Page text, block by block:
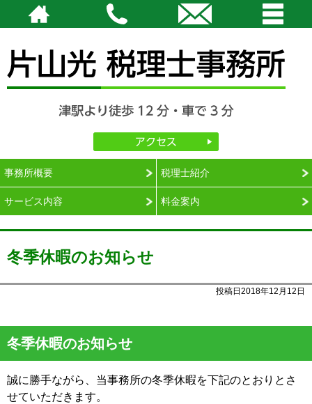
片山光税理士事務所｜三重県津市の税理士
津駅より徒歩12分・車で3分
ご契約までの流れ
相談のご予約：059-229-4770（平日 9：00 ～ 18：00）
完全予約。相談は時間外・土日祝日も対応可能です。
メールでの相談申込み（24 時間受付）
事務所概要 税理士紹介
サービス内容 料金案内
冬季休暇のお知らせ
投稿日2018年12月12日
冬季休暇のお知らせ
誠に勝手ながら、当事務所の冬季休暇を下記のとおりとさ
せていただきます。